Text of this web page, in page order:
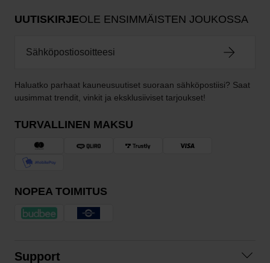
UUTISKIRJEOLE ENSIMMÄISTEN JOUKOSSA
Haluatko parhaat kauneusuutiset suoraan sähköpostiisi? Saat
uusimmat trendit, vinkit ja eksklusiiviset tarjoukset!
TURVALLINEN MAKSU
NOPEA TOIMITUS
Support